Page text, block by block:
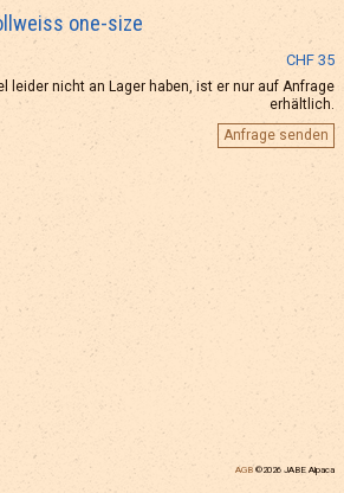
one-size
CHF 35
leider nicht an Lager haben, ist er nur auf Anfrage
erhältlich.
Anfrage senden
AGB ©2026 JABE Alpaca